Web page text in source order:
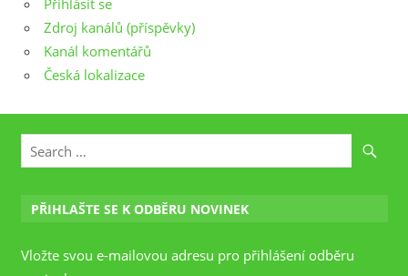
Zdroj kanálů (příspěvky)
Kanál komentářů
Česká lokalizace
PŘIHLAŠTE SE K ODBĚRU NOVINEK
Vložte svou e-mailovou adresu pro přihlášení odběru